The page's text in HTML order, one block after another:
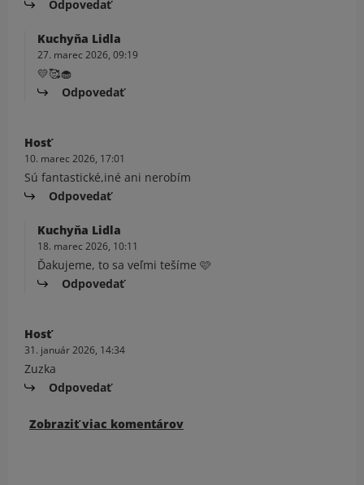
Odpovedať
Kuchyňa Lidla
27. marec 2026, 09:19
💛🥰🧁
Odpovedať
Hosť
10. marec 2026, 17:01
Sú fantastické,iné ani nerobím
Odpovedať
Kuchyňa Lidla
18. marec 2026, 10:11
Ďakujeme, to sa veľmi tešíme 🩷
Odpovedať
Hosť
31. január 2026, 14:34
Zuzka
Odpovedať
Zobraziť viac komentárov